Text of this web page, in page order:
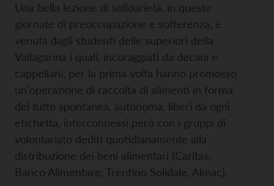
Una bella lezione di solidarietà, in queste
giornate di preoccupazione e sofferenza, è
venuta dagli studenti delle superiori della
Vallagarina i quali, incoraggiati da decani e
cappellani, per la prima volta hanno promosso
un'operazione di raccolta di alimenti in forma
del tutto spontanea, autonoma, liberi da ogni
etichetta, interconnessi però con i gruppi di
volontariato dediti quotidianamente alla
distribuzione dei beni alimentari (Caritas,
Banco Alimentare, Trentino Solidale, Almac).